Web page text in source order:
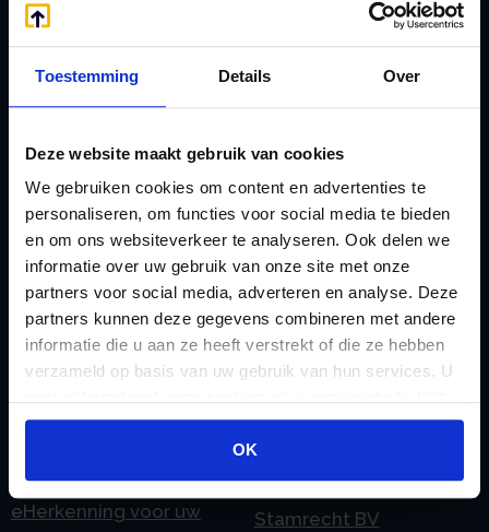
Toestemming Details Over
Deze website maakt gebruik van cookies
We gebruiken cookies om content en advertenties te
personaliseren, om functies voor social media te bieden
en om ons websiteverkeer te analyseren. Ook delen we
informatie over uw gebruik van onze site met onze
partners voor social media, adverteren en analyse. Deze
partners kunnen deze gegevens combineren met andere
informatie die u aan ze heeft verstrekt of die ze hebben
verzameld op basis van uw gebruik van hun services. U
gebruiken.
OK
Afkoop Stamrecht
Belastingdienst
doorgeven
rekeningnummer
Checklist IB 2023 (PDF)
Checklist IB 2023 (Word)
Checklist IB 2024 (PDF)
Checklist IB 2024 (Word)
Checklist IB 2025 (PDF)
Checklist IB 2025 (Word)
eHerkenning voor uw
Jaarstukken opstellen
L
Lenen van de BV
Liquidatie Pensioen BV
Loonadministratie
verzorgen
M
Mogelijkheden
Stamrecht BV
O
ODV BV
Ontbinden Stamrecht
BV
Onzakelijke lening
Stamrecht BV